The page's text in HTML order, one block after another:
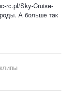
rc.pl/Sky-Cruise-
А больше так